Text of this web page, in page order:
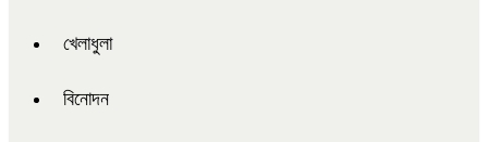
খেলাধুলা
বিনোদন